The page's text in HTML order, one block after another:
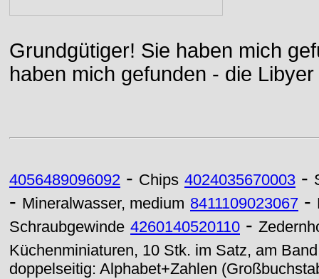
Grundgütiger! Sie haben mich
haben mich gefunden - die
4056489096092 - Chips 4024035670003 -
- Mineralwasser, medium 8411109023067 -
Schraubgewinde 4260140520110 -
Küchenminiaturen, 10 Stk. im Satz, am Band
doppelseitig: Alphabet+Zahlen